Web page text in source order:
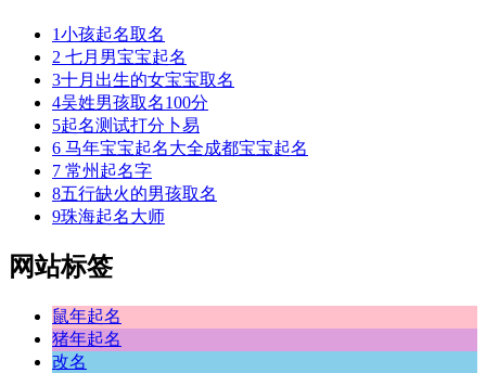
1小孩起名取名
2 七月男宝宝起名
3十月出生的女宝宝取名
4吴姓男孩取名100分
5起名测试打分卜易
6 马年宝宝起名大全成都宝宝起名
7 常州起名字
8五行缺火的男孩取名
9珠海起名大师
网站标签
鼠年起名
猪年起名
改名